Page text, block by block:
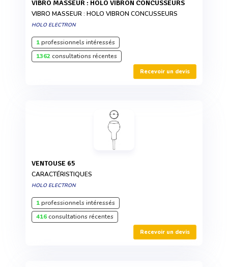
VIBRO MASSEUR : HOLO VIBRON CONCUSSEURS
VIBRO MASSEUR : HOLO VIBRON CONCUSSEURS
HOLO ELECTRON
1professionnels intéressés
1362consultations récentes
Recevoir un devis
VENTOUSE 65
CARACTÉRISTIQUES
HOLO ELECTRON
1professionnels intéressés
416consultations récentes
Recevoir un devis